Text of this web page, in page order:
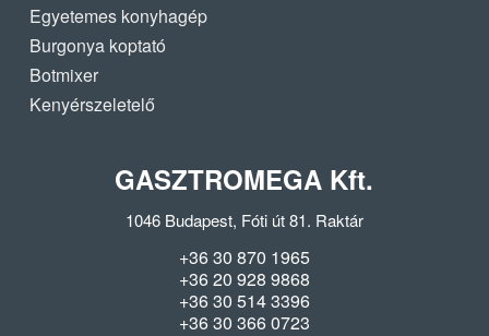
Egyetemes konyhagép
Burgonya koptató
Botmixer
Kenyérszeletelő
GASZTROMEGA Kft.
1046 Budapest, Fóti út 81. Raktár
+36 30 870 1965
+36 20 928 9868
+36 30 514 3396
+36 30 366 0723